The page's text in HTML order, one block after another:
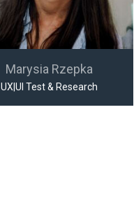
Marysia Rzepka
UX|UI Test & Research